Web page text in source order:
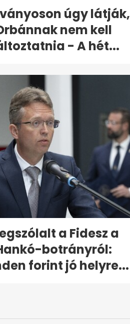
úgy látják,
nem kell
- A hét...
a Fidesz a
botrányról:
forint jó helyre...